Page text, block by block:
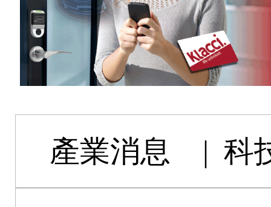
產業消息 | 科